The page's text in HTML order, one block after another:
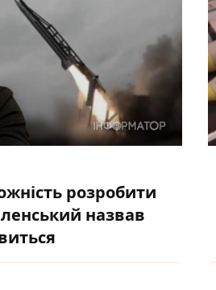
розробити
назвав